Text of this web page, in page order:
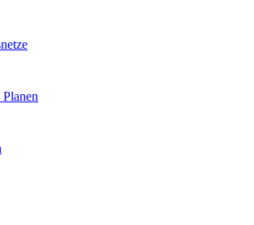
Planen